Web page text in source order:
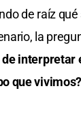
de raíz
la
de
que